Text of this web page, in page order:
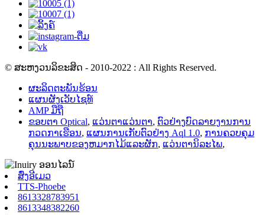
© ສະຫງວນລິຂະສິດ - 2010-2022 : All Rights Reserved.
ຜະລິດຕະພັນຮ້ອນ
ແຜນຜັງເວັບໄຊທ໌
AMP ມືຖື
ຂອບຕາ Optical, ແວ່ນຕາແວ່ນຕາ, ຕົວຢ່າງບົດລາຍງານການ
ກວດກາເຮືອນ, ແຜນການເກັບຕົວຢ່າງ Aql 1.0, ການຄວບຄຸມ
ຄຸນນະພາບຂອງຫມາກໄມ້ແລະຜັກ, ແວ່ນຕານິລະໄພ,
ສົ່ງອີເມວ
TTS-Phoebe
8613328783951
8613348382260